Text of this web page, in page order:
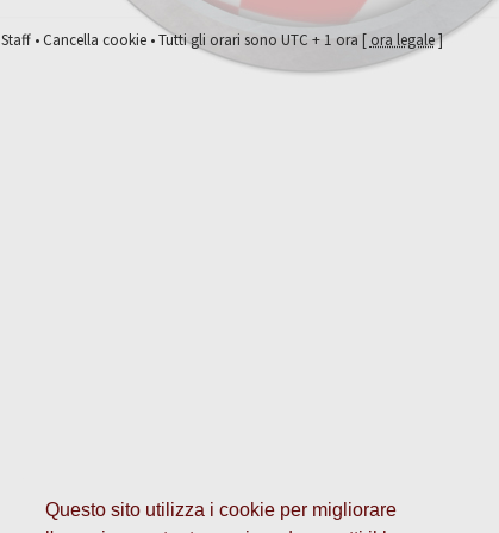
Questo sito utilizza i cookie per migliorare
Staff•Cancella cookie• Tutti gli orari sono UTC + 1 ora [ ora legale]